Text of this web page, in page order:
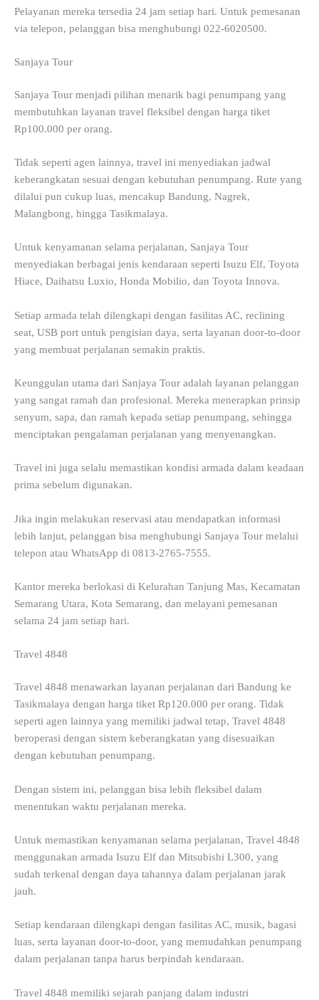
Pelayanan mereka tersedia 24 jam setiap hari. Untuk pemesanan
via telepon, pelanggan bisa menghubungi 022-6020500.
Sanjaya Tour
Sanjaya Tour menjadi pilihan menarik bagi penumpang yang
membutuhkan layanan travel fleksibel dengan harga tiket
Rp100.000 per orang.
Tidak seperti agen lainnya, travel ini menyediakan jadwal
keberangkatan sesuai dengan kebutuhan penumpang. Rute yang
dilalui pun cukup luas, mencakup Bandung, Nagrek,
Malangbong, hingga Tasikmalaya.
Untuk kenyamanan selama perjalanan, Sanjaya Tour
menyediakan berbagai jenis kendaraan seperti Isuzu Elf, Toyota
Hiace, Daihatsu Luxio, Honda Mobilio, dan Toyota Innova.
Setiap armada telah dilengkapi dengan fasilitas AC, reclining
seat, USB port untuk pengisian daya, serta layanan door-to-door
yang membuat perjalanan semakin praktis.
Keunggulan utama dari Sanjaya Tour adalah layanan pelanggan
yang sangat ramah dan profesional. Mereka menerapkan prinsip
senyum, sapa, dan ramah kepada setiap penumpang, sehingga
menciptakan pengalaman perjalanan yang menyenangkan.
Travel ini juga selalu memastikan kondisi armada dalam keadaan
prima sebelum digunakan.
Jika ingin melakukan reservasi atau mendapatkan informasi
lebih lanjut, pelanggan bisa menghubungi Sanjaya Tour melalui
telepon atau WhatsApp di 0813-2765-7555.
Kantor mereka berlokasi di Kelurahan Tanjung Mas, Kecamatan
Semarang Utara, Kota Semarang, dan melayani pemesanan
selama 24 jam setiap hari.
Travel 4848
Travel 4848 menawarkan layanan perjalanan dari Bandung ke
Tasikmalaya dengan harga tiket Rp120.000 per orang. Tidak
seperti agen lainnya yang memiliki jadwal tetap, Travel 4848
beroperasi dengan sistem keberangkatan yang disesuaikan
dengan kebutuhan penumpang.
Dengan sistem ini, pelanggan bisa lebih fleksibel dalam
menentukan waktu perjalanan mereka.
Untuk memastikan kenyamanan selama perjalanan, Travel 4848
menggunakan armada Isuzu Elf dan Mitsubishi L300, yang
sudah terkenal dengan daya tahannya dalam perjalanan jarak
jauh.
Setiap kendaraan dilengkapi dengan fasilitas AC, musik, bagasi
luas, serta layanan door-to-door, yang memudahkan penumpang
dalam perjalanan tanpa harus berpindah kendaraan.
Travel 4848 memiliki sejarah panjang dalam industri